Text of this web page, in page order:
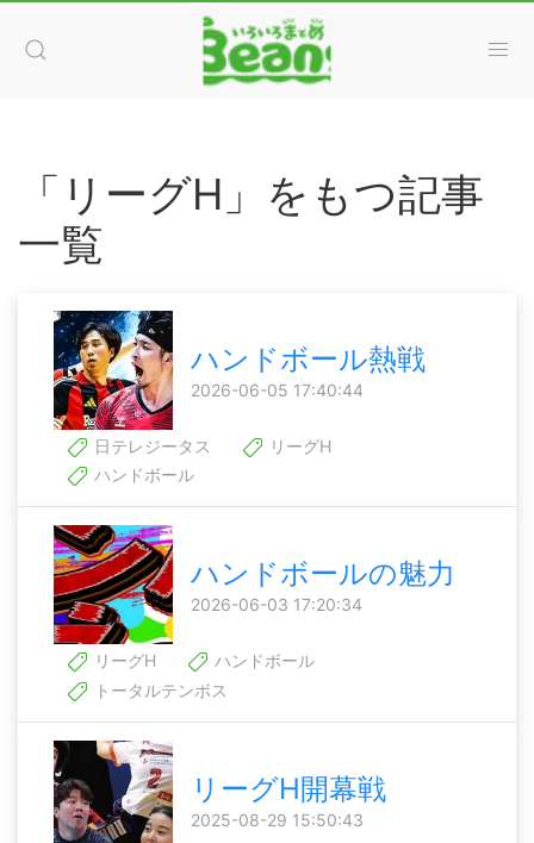
「リーグH」をもつ記事
一覧
ハンドボール熱戦
2026-06-05 17:40:44
日テレジータス
リーグH
ハンドボール
ハンドボールの魅力
2026-06-03 17:20:34
リーグH
ハンドボール
トータルテンボス
リーグH開幕戦
2025-08-29 15:50:43